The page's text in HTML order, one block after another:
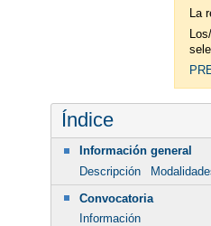
La
Índice
Información general
Descripción
Convocatoria
Información